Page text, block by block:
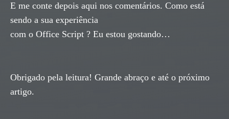
E me conte depois aqui nos comentários. Como está
sendo a sua experiência
com o Office Script ? Eu estou gostando…
Obrigado pela leitura! Grande abraço e até o próximo
artigo.